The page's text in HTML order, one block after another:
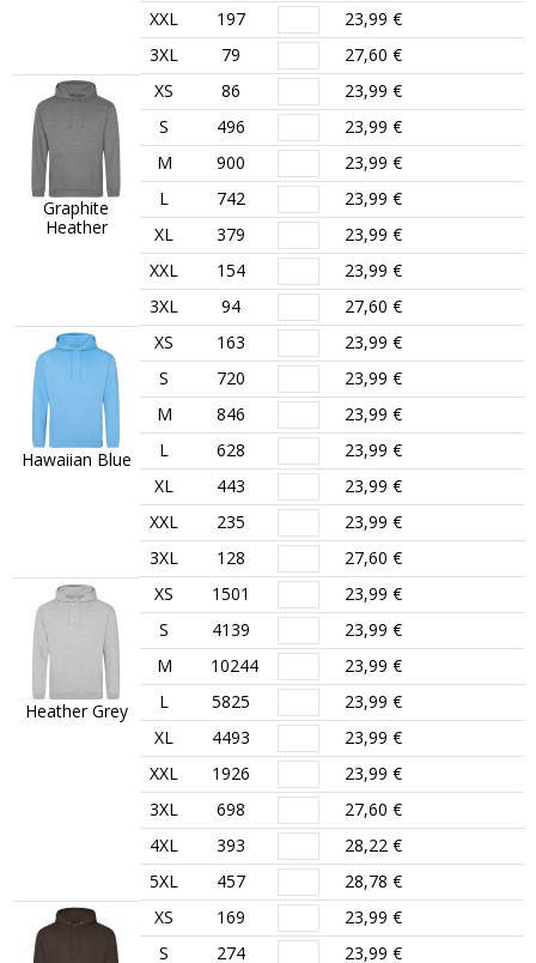
XXL
197
23,99 €
3XL
79 27,60 €
Graphite
Heather
XS 86
23,99 €
S
496
23,99 €
M
900
23,99 €
L
742
23,99 €
XL
379
23,99 €
XXL
154
23,99 €
3XL
94 27,60 €
Hawaiian Blue
XS 163
23,99 €
S
720
23,99 €
M
846
23,99 €
L
628
23,99 €
XL
443
23,99 €
XXL
235
23,99 €
3XL
128 27,60 €
Heather Grey
XS 1501
23,99 €
S
4139
23,99 €
M
10244
23,99 €
L
5825
23,99 €
XL
4493
23,99 €
XXL
1926
23,99 €
3XL
698
27,60 €
4XL
393
28,22 €
5XL
457 28,78 €
XS 169
23,99 €
S
274
23,99 €